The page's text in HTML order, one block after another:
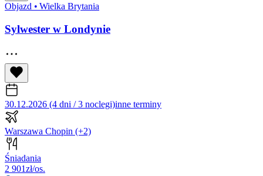
Objazd • Wielka Brytania
Sylwester w Londynie
30.12.2026 (4 dni / 3 noclegi)inne terminy
Warszawa Chopin (+2)
Śniadania
2 901zł/os.